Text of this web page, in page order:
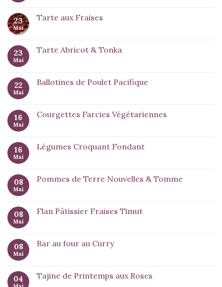
23
Mai
Tarte aux Fraises
23
Mai
Tarte Abricot & Tonka
22
Mai
Ballotines de Poulet Pacifique
16
Mai
Courgettes Farcies Végétariennes
16
Mai
Légumes Croquant Fondant
08
Mai
Pommes de Terre Nouvelles & Tomme
08
Mai
Flan Pâtissier Fraises Timut
08
Mai
Bar au four au Curry
04 Tajine de Printemps aux Roses